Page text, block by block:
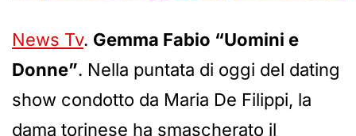
News Tv. Gemma Fabio “Uomini e
Donne”. Nella puntata di oggi del dating
show condotto da Maria De Filippi, la
dama torinese ha smascherato il